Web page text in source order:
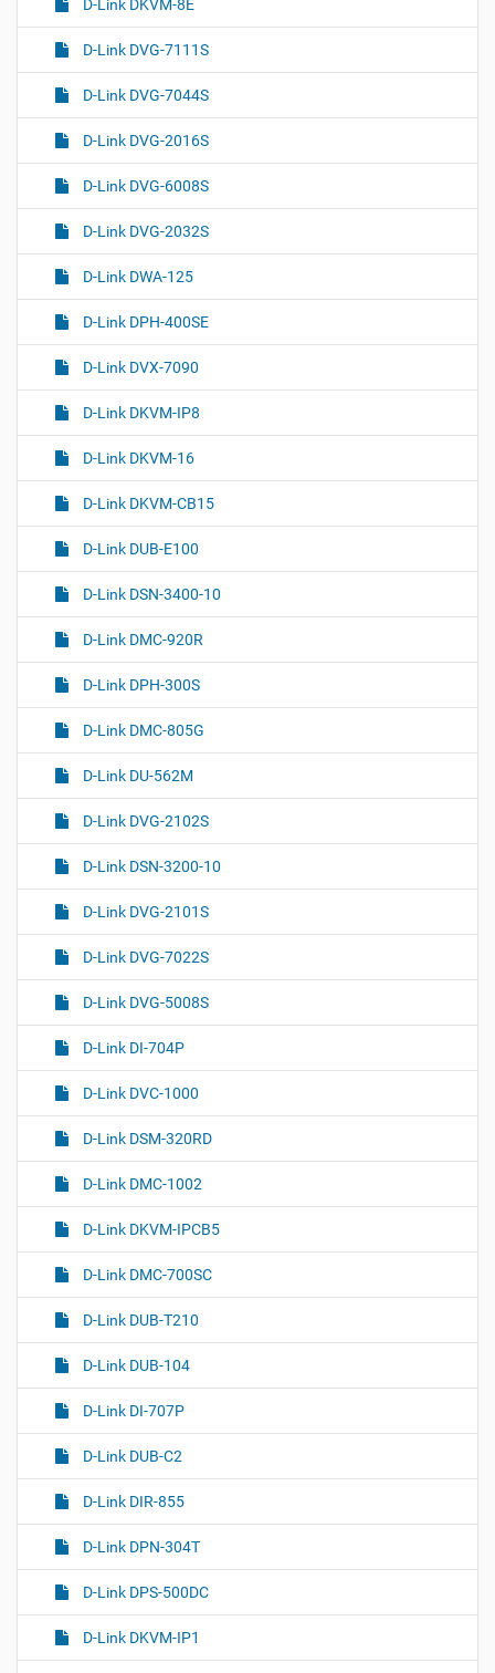
D-Link DKVM-8E
D-Link DVG-7111S
D-Link DVG-7044S
D-Link DVG-2016S
D-Link DVG-6008S
D-Link DVG-2032S
D-Link DWA-125
D-Link DPH-400SE
D-Link DVX-7090
D-Link DKVM-IP8
D-Link DKVM-16
D-Link DKVM-CB15
D-Link DUB-E100
D-Link DSN-3400-10
D-Link DMC-920R
D-Link DPH-300S
D-Link DMC-805G
D-Link DU-562M
D-Link DVG-2102S
D-Link DSN-3200-10
D-Link DVG-2101S
D-Link DVG-7022S
D-Link DVG-5008S
D-Link DI-704P
D-Link DVC-1000
D-Link DSM-320RD
D-Link DMC-1002
D-Link DKVM-IPCB5
D-Link DMC-700SC
D-Link DUB-T210
D-Link DUB-104
D-Link DI-707P
D-Link DUB-C2
D-Link DIR-855
D-Link DPN-304T
D-Link DPS-500DC
D-Link DKVM-IP1